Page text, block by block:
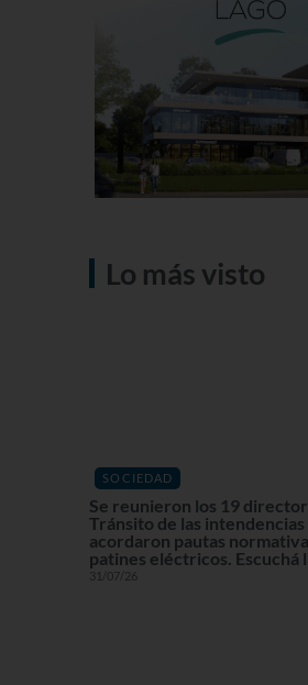
Lo más visto
SOCIEDAD
Se reunieron los 19
Tránsito de las intendencias
acordaron pautas
patines eléctricos. Escuchá
31/07/26